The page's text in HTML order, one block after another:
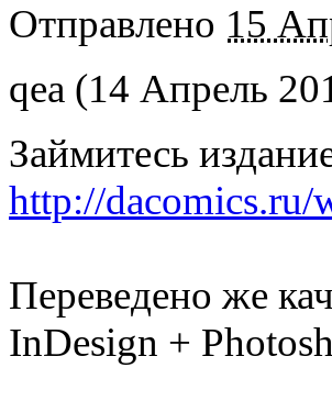
Отправлено 15
qea (14 Апрель
Займитесь
http://dacomics.ru/
Переведено же
InDesign +